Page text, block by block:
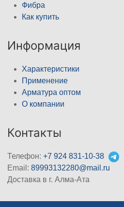
Фибра
Как купить
Информация
Характеристики
Применение
Арматура оптом
О компании
Контакты
Телефон: +7 924 831-10-38
Email: 89993132280@mail.ru
Доставка в г. Алма-Ата